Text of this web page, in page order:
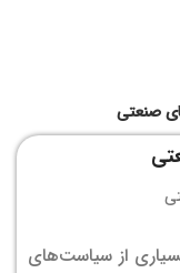
صنعتی
از سیاست‌های